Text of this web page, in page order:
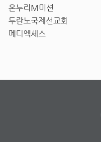
온누리M미션
두란노국제선교회
메디엑세스